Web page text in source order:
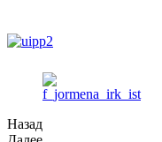
Назад